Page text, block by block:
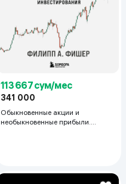
113 667 сум/мес
341 000
Обыкновенные акции и
необыкновенные прибыли.